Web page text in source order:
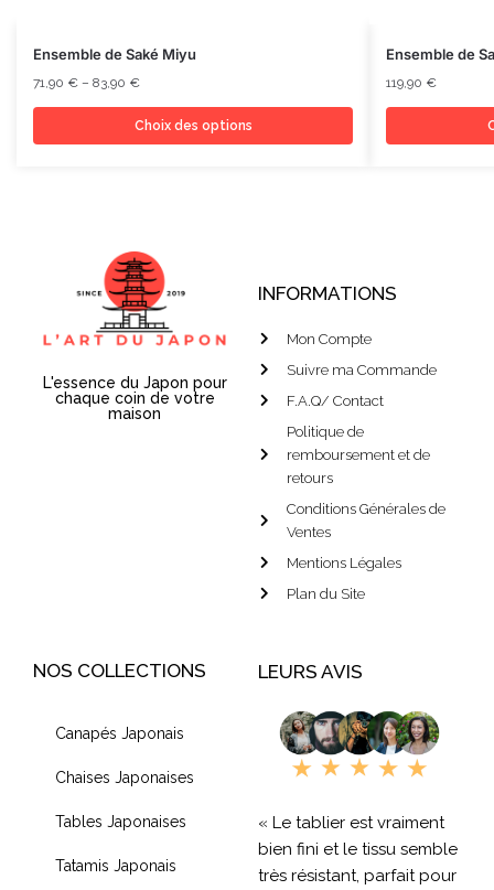
Ensemble de Saké Miyu
71,90 € – 83,90 €
Choix des options
Ensemble de
119,90 €
L'essence du Japon pour
chaque coin de votre
maison
INFORMATIONS
Mon Compte
Suivre ma Commande
F.A.Q/ Contact
Politique de
remboursement et de
retours
Conditions Générales de
Ventes
Mentions Légales
Plan du Site
NOS COLLECTIONS
Canapés Japonais
Chaises Japonaises
Tables Japonaises
Tatamis Japonais
LEURS AVIS
« Le tablier est vraiment
bien fini et le tissu semble
très résistant, parfait pour